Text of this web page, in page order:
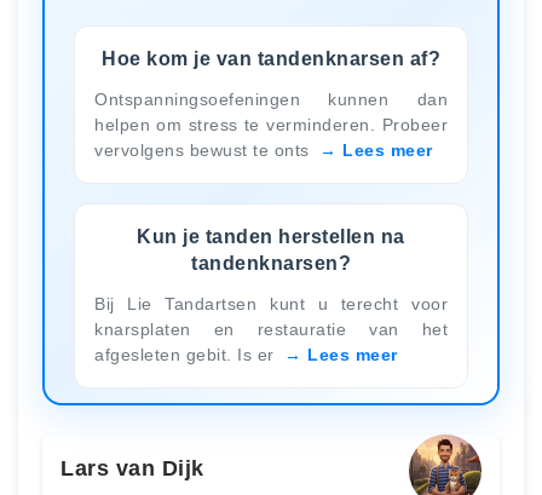
Hoe kom je van tandenknarsen af?
Ontspanningsoefeningen kunnen dan
helpen om stress te verminderen. Probeer
vervolgens bewust te onts
Lees meer
Kun je tanden herstellen na
tandenknarsen?
Bij Lie Tandartsen kunt u terecht voor
knarsplaten en restauratie van het
afgesleten gebit. Is er
Lees meer
Lars van Dijk